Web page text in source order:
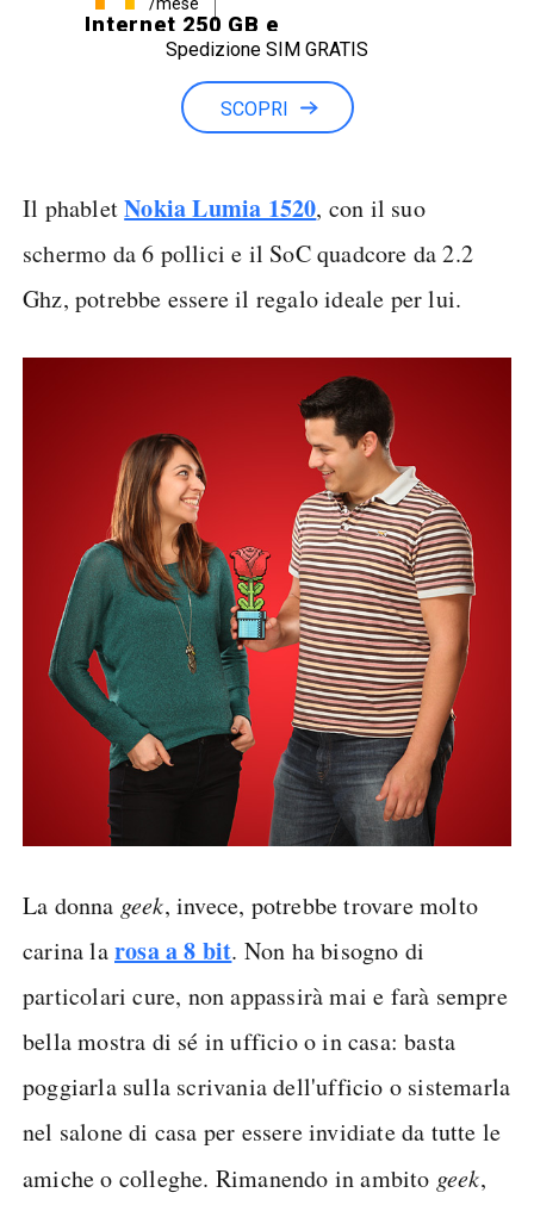
Internet 250 GB e
Minuti illimitati
Spedizione SIM GRATIS
SCOPRI
Il phabletNokia Lumia 1520, con il suo
schermo da 6 pollici e il SoC quadcore da 2.2
Ghz, potrebbe essere il regalo ideale per lui.
La donna geek, invece, potrebbe trovare molto
carina larosa a 8 bit. Non ha bisogno di
particolari cure, non appassirà mai e farà sempre
bella mostra di sé in ufficio o in casa: basta
poggiarla sulla scrivania dell'ufficio o sistemarla
nel salone di casa per essere invidiate da tutte le
amiche o colleghe. Rimanendo in ambito geek,